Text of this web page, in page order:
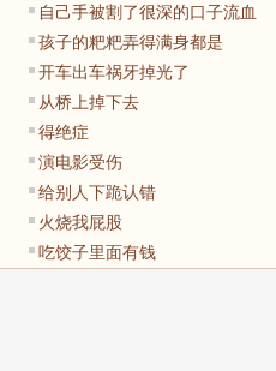
自己手被割了很深的口子流血
孩子的粑粑弄得满身都是
开车出车祸牙掉光了
从桥上掉下去
得绝症
演电影受伤
给别人下跪认错
火烧我屁股
吃饺子里面有钱